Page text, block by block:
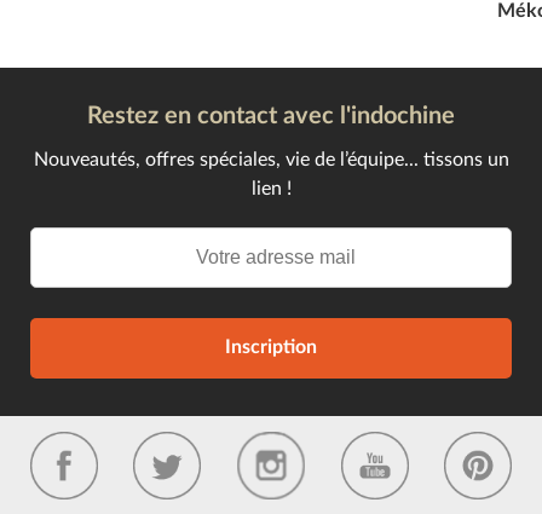
Restez en contact avec l'indochine
Nouveautés, offres spéciales, vie de l’équipe... tissons un
lien !
Inscription